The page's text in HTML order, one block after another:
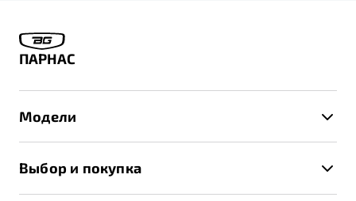
ПАРНАС
Модели
Выбор и покупка